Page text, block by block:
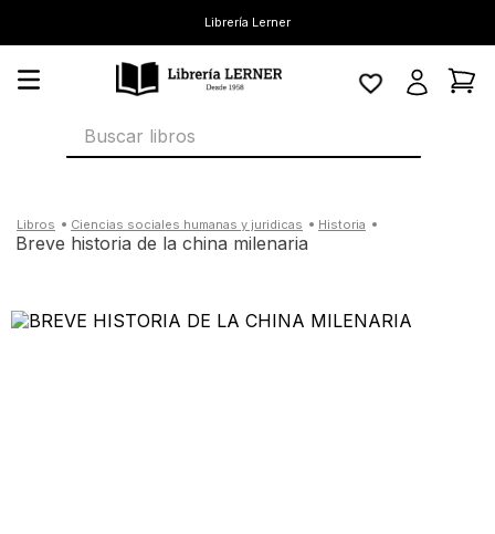
Librería Lerner
Buscar libros
ciencias sociales humanas y juridicas historia
breve historia de la china milenaria